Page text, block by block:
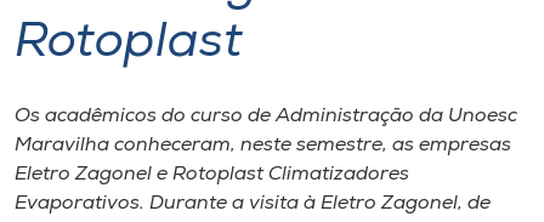
Internacionalização
Rotoplast
Os acadêmicos do curso de Administração da Unoesc
Maravilha conheceram, neste semestre, as empresas
Eletro Zagonel e Rotoplast Climatizadores
Evaporativos. Durante a visita à Eletro Zagonel, de